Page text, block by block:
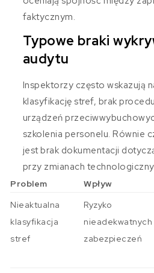
faktycznym.
Typowe braki
audytu
Inspektorzy często wskazują
klasyfikację stref, brak
urządzeń
szkolenia personelu. Równie
jest brak dokumentacji
przy zmianach
Problem Wpływ
Nieaktualna
klasyfikacja
stref
Ryzyko
nieadekwatnych
zabezpieczeń